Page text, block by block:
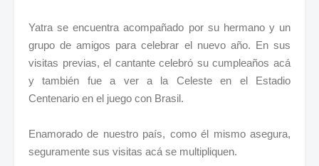
Yatra se encuentra acompañado por su hermano y un
grupo de amigos para celebrar el nuevo año. En sus
visitas previas, el cantante celebró su cumpleaños acá
y también fue a ver a la Celeste en el Estadio
Centenario en el juego con Brasil.
Enamorado de nuestro país, como él mismo asegura,
seguramente sus visitas acá se multipliquen.